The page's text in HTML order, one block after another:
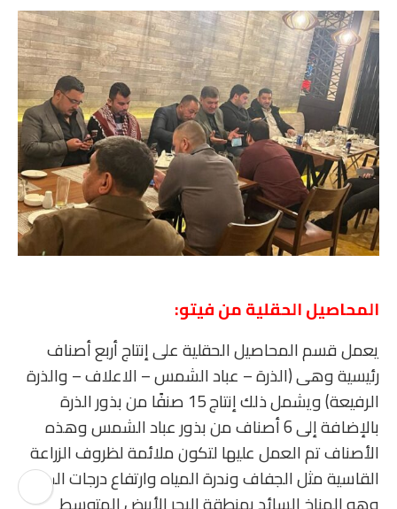
المحاصيل الحقلية من فيتو:
يعمل قسم المحاصيل الحقلية على إنتاج أربع أصناف
رئيسية وهى (الذرة – عباد الشمس – الاعلاف – والذرة
الرفيعة) ويشمل ذلك إنتاج 15 صنفًا من بذور الذرة
بالإضافة إلى 6 أصناف من بذور عباد الشمس وهذه
الأصناف تم العمل عليها لتكون ملائمة لظروف الزراعة
القاسية مثل الجفاف وندرة المياه وارتفاع درجات الحرارة